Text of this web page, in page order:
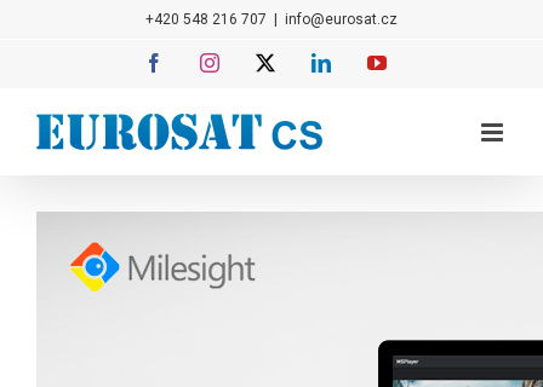
+420 548 216 707 info@eurosat.cz
FacebookInstagram LinkedInYouTube